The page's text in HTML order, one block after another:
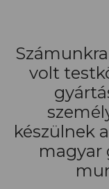
volt
készülnek
magyar